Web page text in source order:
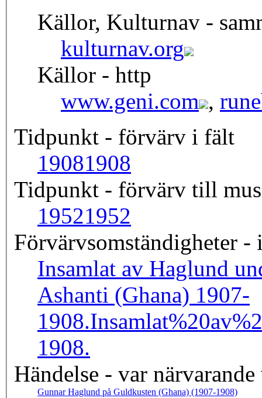
Källor, Kulturnav -
kulturnav.org
Källor - http
www.geni.com ,
Tidpunkt - förvärv i fält
19081908
Tidpunkt - förvärv till
19521952
Förvärvsomständigheter -
Insamlat av Haglund
Ashanti (Ghana) 1907-
1908.
1908.
Händelse - var
Gunnar Haglund på Guldkusten (Ghana) (1907-1908)